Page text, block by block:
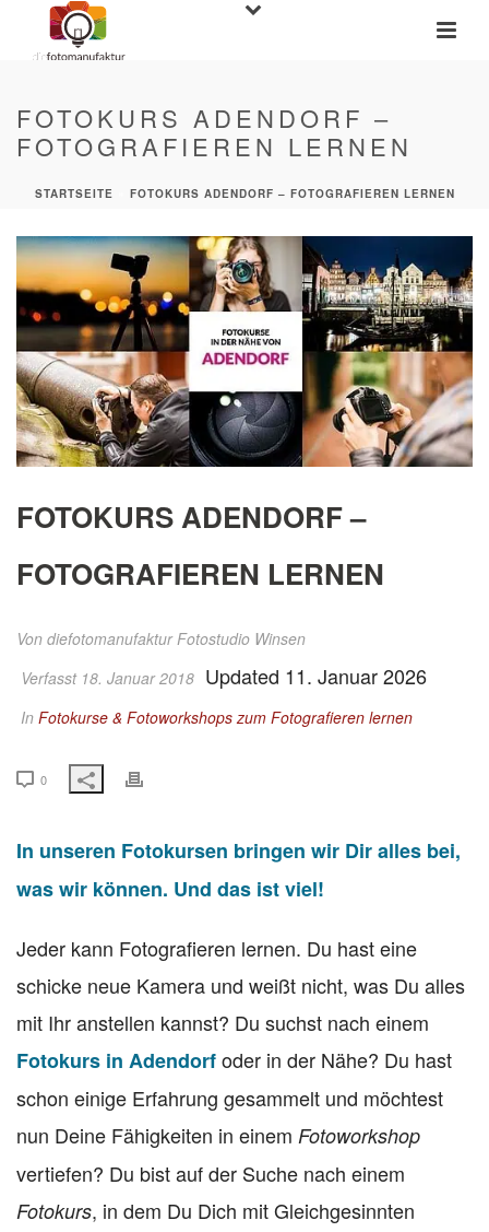
FOTOKURS ADENDORF –
FOTOGRAFIEREN LERNEN
STARTSEITE FOTOKURS ADENDORF – FOTOGRAFIEREN LERNEN
FOTOKURS ADENDORF –
FOTOGRAFIEREN LERNEN
Von diefotomanufaktur Fotostudio Winsen
Verfasst 18. Januar 2018 Updated 11. Januar 2026
In Fotokurse & Fotoworkshops zum Fotografieren lernen
0
In unseren Fotokursen bringen wir Dir alles bei,
was wir können. Und das ist viel!
Jeder kann Fotografieren lernen. Du hast eine
schicke neue Kamera und weißt nicht, was Du alles
mit Ihr anstellen kannst? Du suchst nach einem
Fotokurs in Adendorfoder in der Nähe? Du hast
schon einige Erfahrung gesammelt und möchtest
nun Deine Fähigkeiten in einem Fotoworkshop
vertiefen? Du bist auf der Suche nach einem
Fotokurs, in dem Du Dich mit Gleichgesinnten